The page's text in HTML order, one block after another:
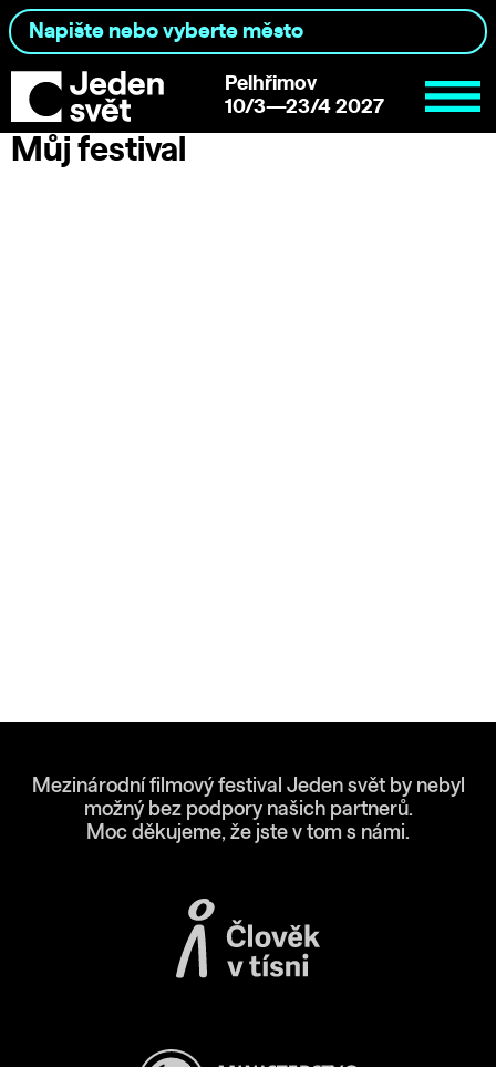
Pelhřimov
10/3—23/4 2027
Můj festival
Mezinárodní filmový festival Jeden svět by nebyl
možný bez podpory našich partnerů.
Moc děkujeme, že jste v tom s námi.